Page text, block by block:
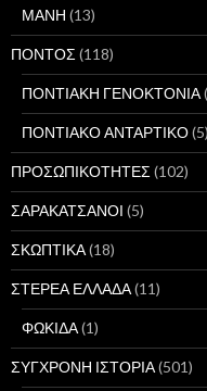
ΜΑΝΗ (13)
ΠΟΝΤΟΣ (118)
ΠΟΝΤΙΑΚΗ ΓΕΝΟΚΤΟΝΙΑ
ΠΟΝΤΙΑΚΟ ΑΝΤΑΡΤΙΚΟ(5)
ΠΡΟΣΩΠΙΚΟΤΗΤΕΣ (102)
ΣΑΡΑΚΑΤΣΑΝΟΙ (5)
ΣΚΩΠΤΙΚΑ(18)
ΣΤΕΡΕΑ ΕΛΛΑΔΑ(11)
ΦΩΚΙΔΑ(1)
ΣΥΓΧΡΟΝΗ ΙΣΤΟΡΙΑ(501)